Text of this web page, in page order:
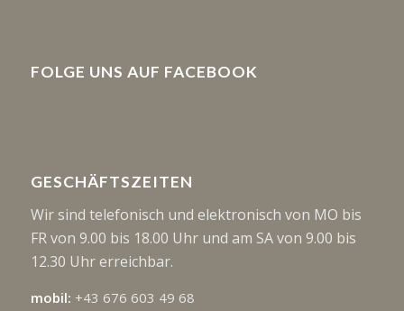
FOLGE UNS AUF FACEBOOK
GESCHÄFTSZEITEN
Wir sind telefonisch und elektronisch von MO bis
FR von 9.00 bis 18.00 Uhr und am SA von 9.00 bis
12.30 Uhr erreichbar.
mobil: +43 676 603 49 68